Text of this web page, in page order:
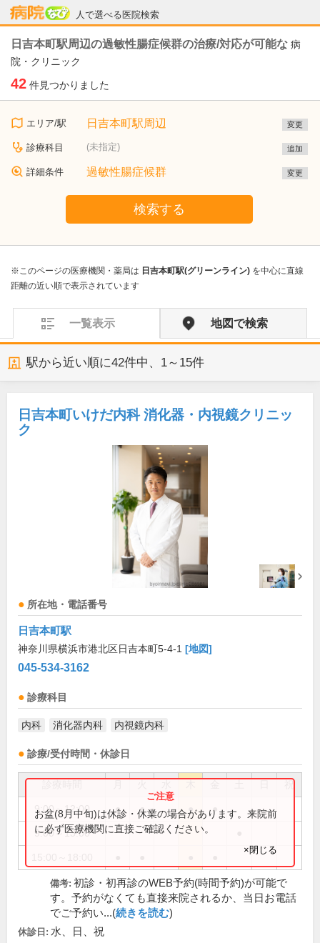
人で選べる医院検索
病院なび
日吉本町駅周辺の過敏性腸症候群の治療/対応が可能な 病
院・クリニック
42 件見つかりました
エリア/駅 日吉本町駅周辺 変更
診療科目 (未指定) 追加
詳細条件 過敏性腸症候群 変更
検索する
※このページの医療機関・薬局は 日吉本町駅(グリーンライン) を中心に直線
距離の近い順で表示されています
一覧表示 地図で検索
駅から近い順に42件中、 1～15件
日吉本町いけだ内科 消化器・内視鏡クリニッ
ク
所在地・電話番号
日吉本町駅
神奈川県横浜市港北区日吉本町5-4-1 [地図]
045-534-3162
診療科目
内科 消化器内科 内視鏡内科
診療/受付時間・休診日
祝
9:00～12:00 ● ● ● ●
9:00～13:00
お盆(8月中旬)は休診・休業の場合があります。来院前
に必ず医療機関に直接ご確認ください。
×閉じる
備考: 初診・初再診のWEB予約(時間予約)が可能で
す。予約がなくても直接来院されるか、当日お電話
でご予約い...(続きを読む)
休診日: 水、日、祝